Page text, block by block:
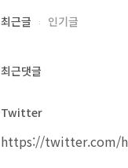
최근글 인기글
최근댓글
Twitter
https://twitter.com/